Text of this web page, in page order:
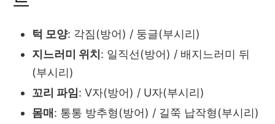
턱 모양: 각짐(방어) / 둥글(부시리)
지느러미 위치 : 일직선(방어) / 배지느러미 뒤
(부시리)
꼬리 파임 : V자(방어) / U자(부시리)
몸매 : 통통 방추형(방어) / 길쭉 납작형(부시리)